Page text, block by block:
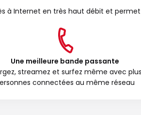
à Internet en très haut débit et
Une meilleure bande passante
streamez et surfez même avec
connectées au même réseau